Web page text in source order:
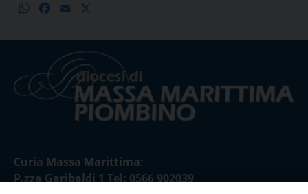
WhatsApp
Facebook
Email
Curia Massa Marittima:
P.zza Garibaldi 1 Tel: 0566 902039